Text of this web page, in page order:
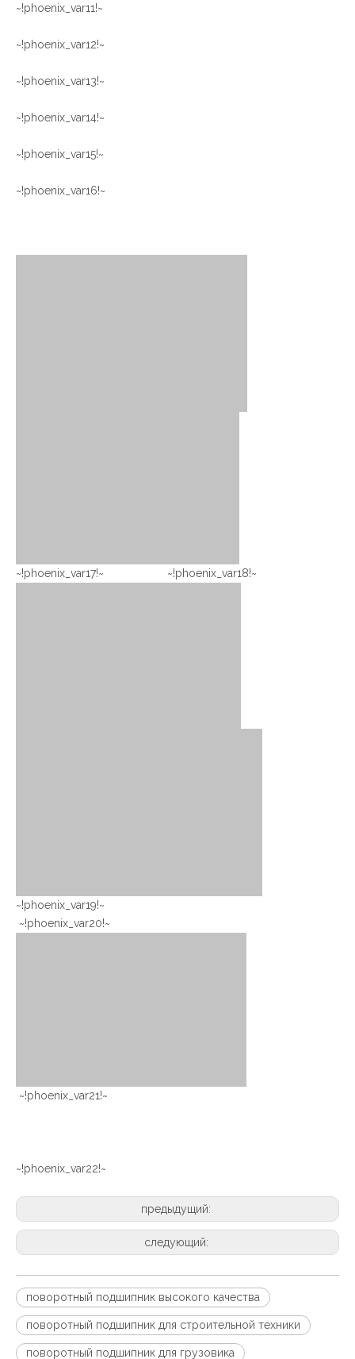
~!phoenix_var11!~
~!phoenix_var12!~
~!phoenix_var13!~
~!phoenix_var14!~
~!phoenix_var15!~
~!phoenix_var16!~
~!phoenix_var17!~ ~!phoenix_var18!~
~!phoenix_var19!~
~!phoenix_var20!~
~!phoenix_var21!~
~!phoenix_var22!~
предыдущий:
следующий:
поворотный подшипник высокого качества
поворотный подшипник для строительной техники
поворотный подшипник для грузовика